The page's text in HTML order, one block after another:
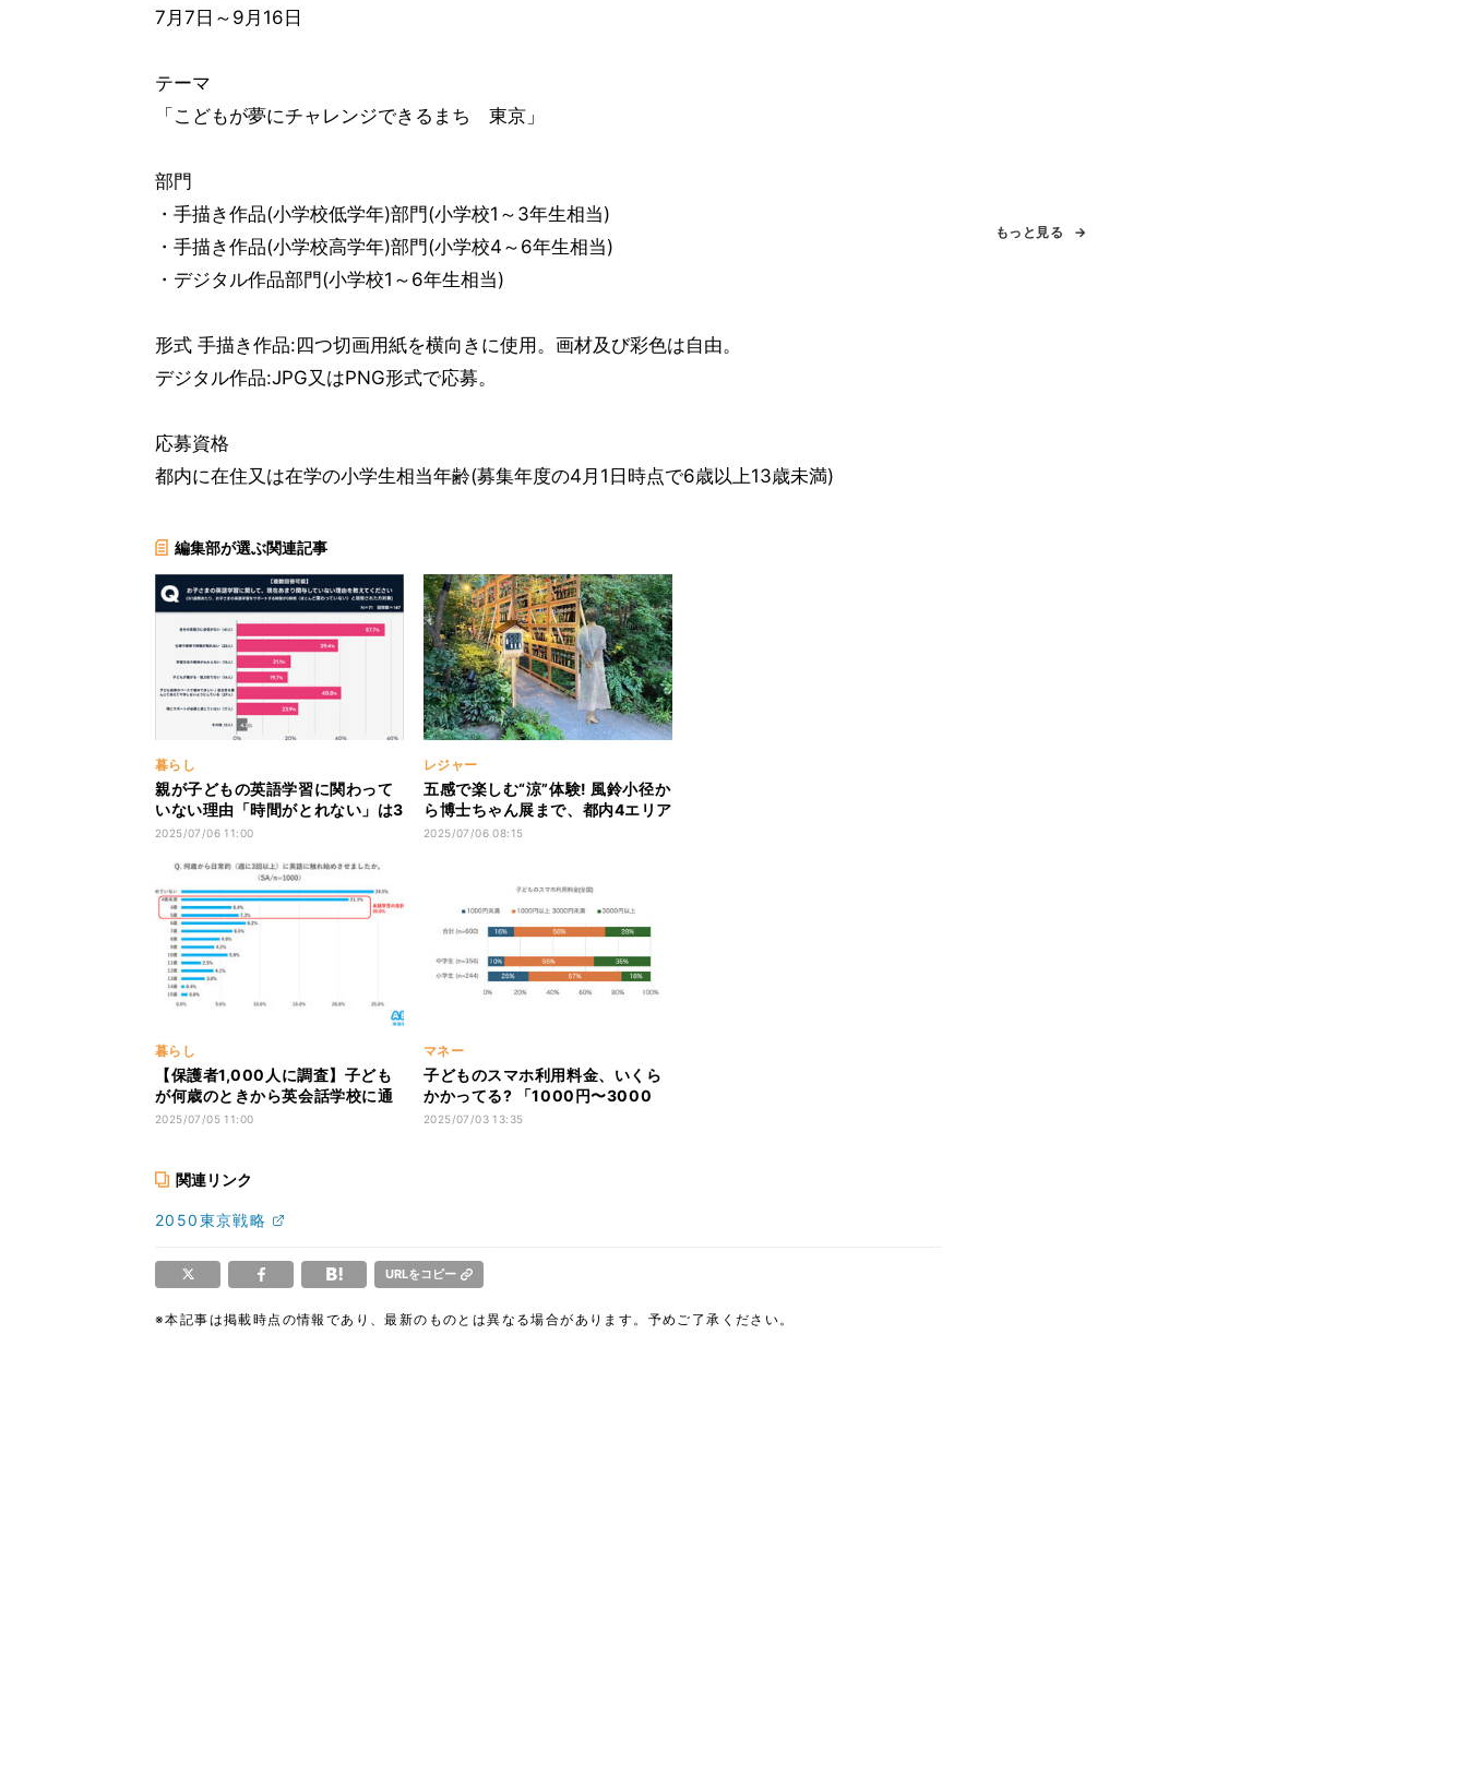
7月7日～9月16日
テーマ
「こどもが夢にチャレンジできるまち 東京」
部門
・手描き作品(小学校低学年)部門(小学校1～3年生相当)
・手描き作品(小学校高学年)部門(小学校4～6年生相当)
・デジタル作品部門(小学校1～6年生相当)
形式 手描き作品:四つ切画用紙を横向きに使用。画材及び彩色は自由。
デジタル作品:JPG又はPNG形式で応募。
応募資格
都内に在住又は在学の小学生相当年齢(募集年度の4月1日時点で6歳以上13歳未満)
編集部が選ぶ関連記事
暮らし
親が子どもの英語学習に関わって
いない理由「時間がとれない」は3
位 - 1位は?
2025/07/06 11:00
レジャー
五感で楽しむ“涼”体験! 風鈴小径か
ら博士ちゃん展まで、都内4エリア
で納涼イベント開催
2025/07/06 08:15
暮らし
【保護者1,000人に調査】子ども
が何歳のときから英会話学校に通
わせ始めた?
2025/07/05 11:00
マネー
子どものスマホ利用料金、いくら
かかってる? 「1000円〜3000
円」が最多
2025/07/03 13:35
関連リンク
2050東京戦略
URLをコピー
※本記事は掲載時点の情報であり、最新のものとは異なる場合があります。予めご了承ください。
もっと見る